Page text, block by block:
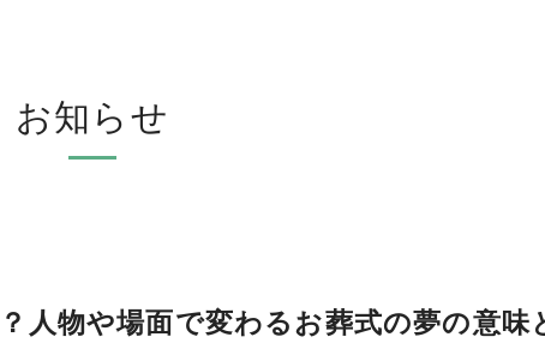
お知らせ
人物や場面で変わるお葬式の夢の意味